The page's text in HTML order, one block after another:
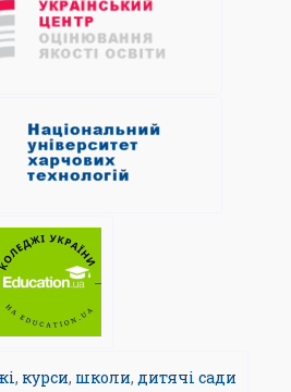
, курси, школи, дитячі сади